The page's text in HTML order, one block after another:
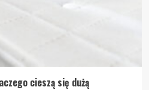
cieszą się dużą